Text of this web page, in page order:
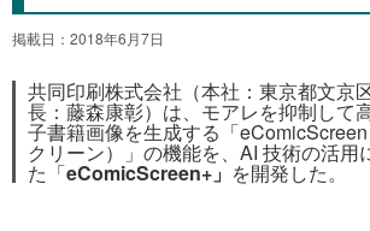
掲載日：2018年6月7日
共同印刷株式会社（本社：東京都文京
長：藤森康彰）は、モアレを抑制して
子書籍画像を生成する「
クリーン）」の機能を、AI 技術の活用
た「eComicScreen+」 を開発した。